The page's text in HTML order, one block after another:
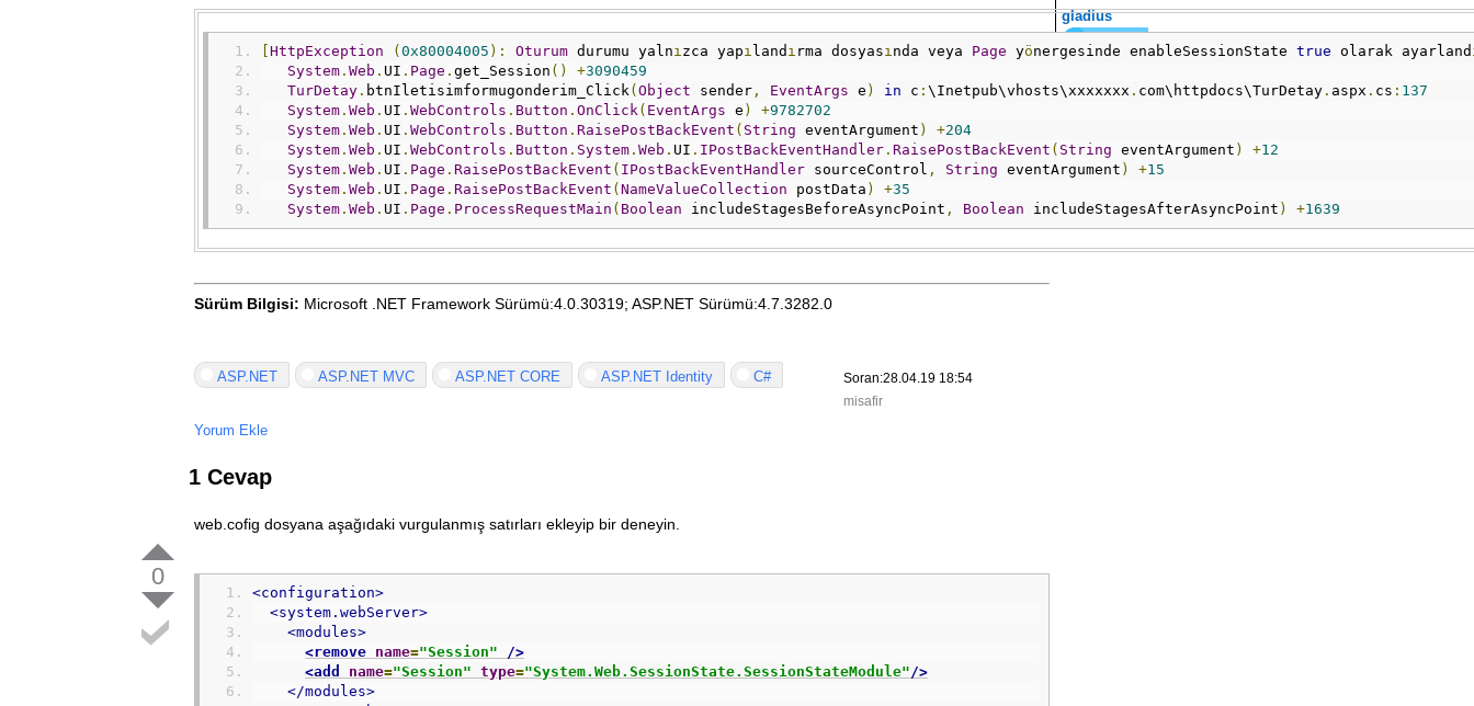
HttpException ( 0x80004005 ): Oturum durumu yalnı zca yapı land ı rma dosyası nda veya Page yönergesinde enableSessionState true olarak ayarland
System . Web . UI . Page . get_Session () +3090459
TurDetay . btnIletisimformugonderim_Click ( Object sender , EventArgs e ) in c : \Inetpub\vhosts\xxxxxxx . com\httpdocs\TurDetay . aspx . cs : 137
System . Web . UI . WebControls . Button . OnClick ( EventArgs e ) +9782702
System . Web . UI . WebControls . Button . RaisePostBackEvent ( String eventArgument ) +204
System . Web . UI . WebControls . Button . System . Web . UI . IPostBackEventHandler . RaisePostBackEvent ( String eventArgument ) +12
System . Web . UI . Page . RaisePostBackEvent ( IPostBackEventHandler sourceControl , String eventArgument ) +15
System . Web . UI . Page . RaisePostBackEvent ( NameValueCollection postData ) +35
System . Web . UI . Page . ProcessRequestMain ( Boolean includeStagesBeforeAsyncPoint , Boolean includeStagesAfterAsyncPoint ) +1639
Sürüm Bilgisi: Microsoft .NET Framework Sürümü:4.0.30319; ASP.NET Sürümü:4.7.3282.0
ASP.NET ASP.NET MVC ASP.NET CORE ASP.NET Identity C#
Soran:28.04.19 18:54
misafir
Yorum Ekle
1 Cevap
0
web.cofig dosyana aşağıdaki vurgulanmış satırları ekleyip bir deneyin.
<configuration>
<system . webServer>
<modules>
<remove name="Session"
/>
<add name="Session" type="System.Web.SessionState.SessionStateModule"/>
</modules>
gladius
Yazar
Öğrenci
Yazar